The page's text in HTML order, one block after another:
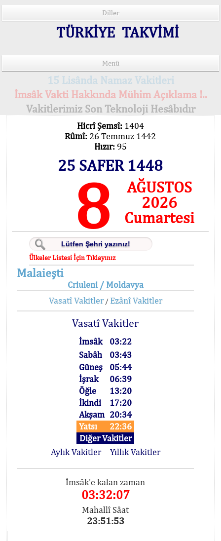
Diller
TÜRKİYE TAKVİMİ
Menü
15 Lisânda Namaz Vakitleri
İmsâk Vakti Hakkında Mühim Açıklama !..
Vakitlerimiz Son Teknoloji Hesâbıdır
Hicrî Şemsî: 1404
Rûmî: 26 Temmuz 1442
Hızır: 95
25 SAFER 1448
8
AĞUSTOS
2026
Cumartesi
Ülkeler Listesi İçin Tıklayınız
Malaieşti
Criuleni / Moldavya
Vasatî Vakitler/ Ezânî Vakitler
Vasatî Vakitler
İmsâk
03:22
Sabâh
03:43
Güneş
05:44
İşrak
06:39
Öğle
13:20
İkindi
17:20
Akşam 20:34
Yatsı
22:36
Diğer Vakitler
Aylık Vakitler
Yıllık Vakitler
İmsâk'e kalan zaman
03:32:07
Mahallî Sâat
23:51:53